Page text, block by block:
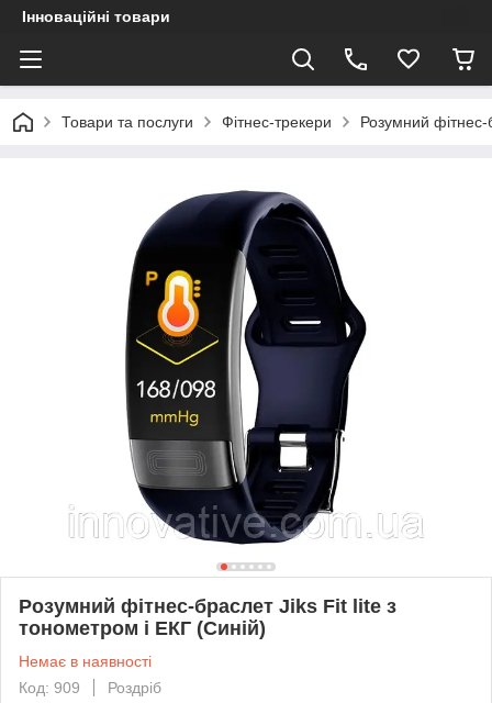
Інноваційні товари
Товари та послуги Фітнес-трекери Розумний
Розумний фітнес-браслет Jiks Fit lite з
тонометром і ЕКГ (Синій)
Немає в наявності
Код: 909
Роздріб